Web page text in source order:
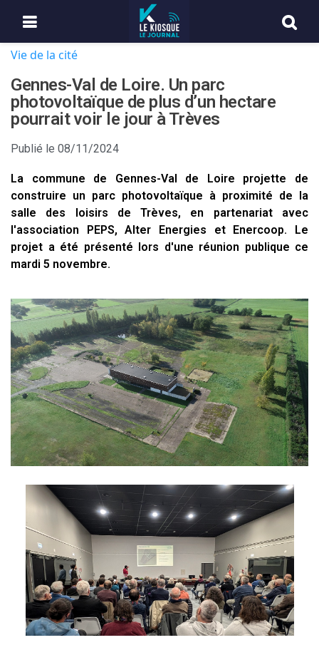
Vie de la cité
Gennes-Val de Loire. Un parc
photovoltaïque de plus d’un hectare
pourrait voir le jour à Trèves
Publié le 08/11/2024
La commune de Gennes-Val de Loire projette de
construire un parc photovoltaïque à proximité de la
salle des loisirs de Trèves, en partenariat avec
l'association PEPS, Alter Energies et Enercoop. Le
projet a été présenté lors d'une réunion publique ce
mardi 5 novembre.